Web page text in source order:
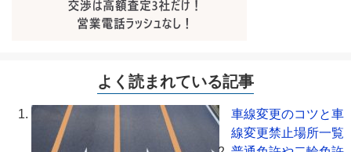
よく読まれている記事
車線変更のコツと車
線変更禁止場所一覧